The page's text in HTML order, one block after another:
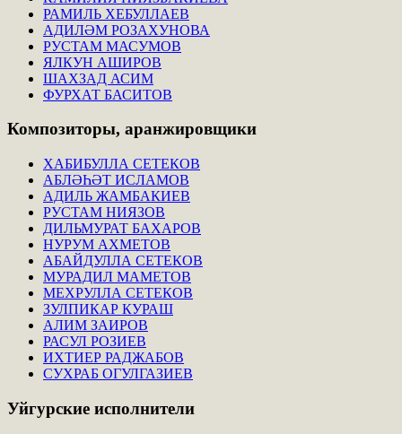
РАМИЛЬ ХЕБУЛЛАЕВ
АДИЛӘМ РОЗАХУНОВА
РУСТАМ МАСУМОВ
ЯЛКУН АШИРОВ
ШАХЗАД АСИМ
ФУРХАТ БАСИТОВ
Композиторы, аранжировщики
ХАБИБУЛЛА СЕТЕКОВ
АБЛӘҺӘТ ИСЛАМОВ
АДИЛЬ ЖАМБАКИЕВ
РУСТАМ НИЯЗОВ
ДИЛЬМУРАТ БАХАРОВ
НУРУМ АХМЕТОВ
АБАЙДУЛЛА СЕТЕКОВ
МУРАДИЛ МАМЕТОВ
МЕХРУЛЛА СЕТЕКОВ
ЗУЛПИКАР КУРАШ
АЛИМ ЗАИРОВ
РАСУЛ РОЗИЕВ
ИХТИЕР РАДЖАБОВ
СУХРАБ ОГУЛГАЗИЕВ
Уйгурские исполнители